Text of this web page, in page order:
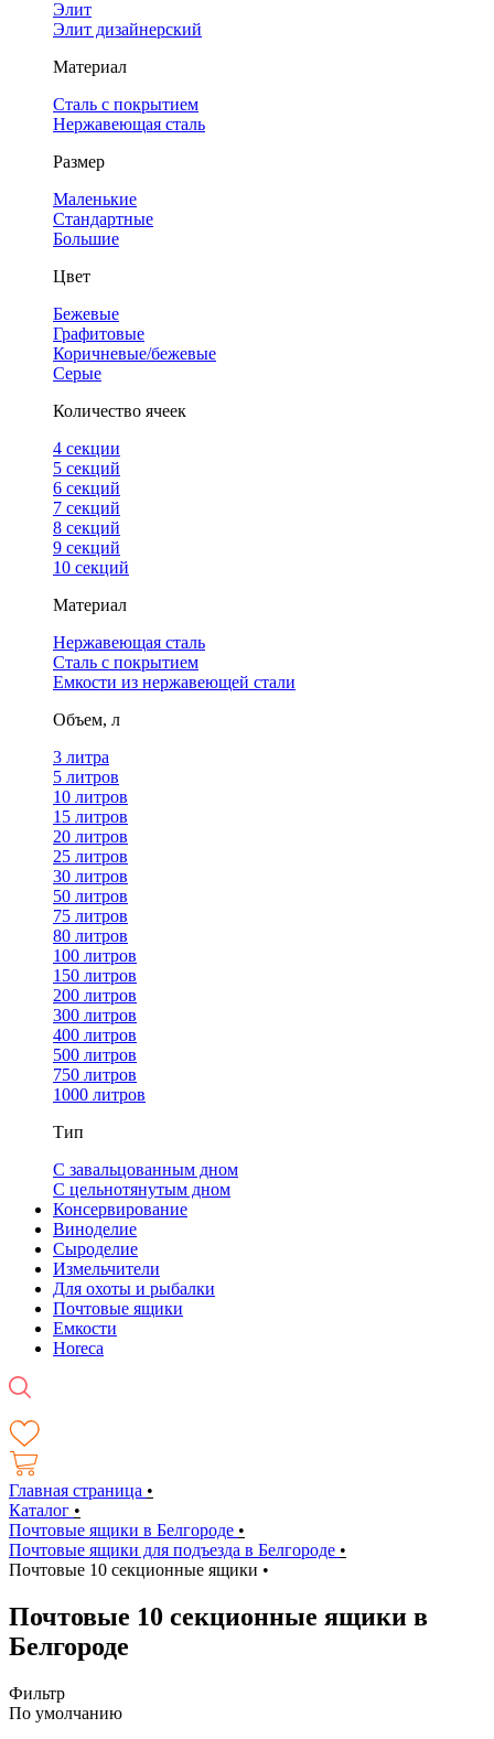
Элит
Элит дизайнерский
Материал
Сталь с покрытием
Нержавеющая сталь
Размер
Маленькие
Стандартные
Большие
Цвет
Бежевые
Графитовые
Коричневые/бежевые
Серые
Количество ячеек
4 cекции
5 секций
6 секций
7 секций
8 секций
9 секций
10 секций
Материал
Нержавеющая сталь
Сталь с покрытием
Емкости из нержавеющей стали
Объем, л
3 литра
5 литров
10 литров
15 литров
20 литров
25 литров
30 литров
50 литров
75 литров
80 литров
100 литров
150 литров
200 литров
300 литров
400 литров
500 литров
750 литров
1000 литров
Тип
С завальцованным дном
С цельнотянутым дном
Консервирование
Виноделие
Сыроделие
Измельчители
Для охоты и рыбалки
Почтовые ящики
Емкости
Horeca
Главная страница •
Каталог •
Почтовые ящики в Белгороде •
Почтовые ящики для подъезда в Белгороде •
Почтовые 10 секционные ящики •
Почтовые 10 секционные ящики в
Белгороде
Фильтр
По умолчанию